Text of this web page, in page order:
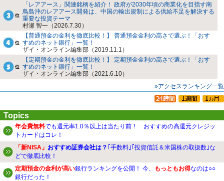
「レアアース」関連銘柄を紹介！ 政府が2030年頃の商業化を目指す南
鳥島沖のレアアース開発は、中国の輸出規制による供給不足を解決する
重要な投資テーマ
村瀬 智一（2026.7.30）
【普通預金の金利を徹底比較！】 普通預金金利の高さで選ぶ！「おす
すめのネット銀行」一覧！
ザイ・オンライン編集部（2019.11.1）
【定期預金の金利を徹底比較！】 定期預金金利の高さで選ぶ！「おす
すめのネット銀行」一覧！
ザイ・オンライン編集部（2021.6.10）
»アクセスランキング一覧
Topics
年会費無料でも還元率1.0％以上は当たり前！ おすすめの高還元クレジッ
トカードはコレ！
「新NISA」 おすすめ証券会社は？ ｢手数料｣｢投資信託＆米国株の取扱数｣な
どで徹底比較！
定期預金の金利が高い銀行ランキングを公開！ 今、 もっともお得なのは○○
銀行だった！